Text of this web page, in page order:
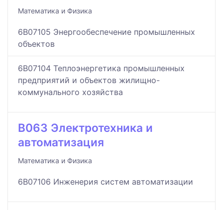
Математика и Физика
6B07105 Энергообеспечение промышленных
объектов
6B07104 Теплоэнергетика промышленных
предприятий и объектов жилищно-
коммунального хозяйства
B063 Электротехника и
автоматизация
Математика и Физика
6B07106 Инженерия систем автоматизации